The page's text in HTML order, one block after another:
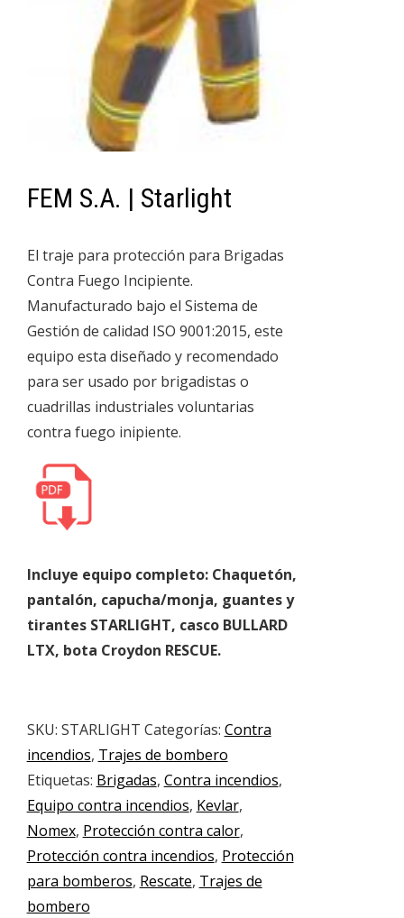
FEM S.A. | Starlight
El traje para protección para Brigadas
Contra Fuego Incipiente.
Manufacturado bajo el Sistema de
Gestión de calidad ISO 9001:2015, este
equipo esta diseñado y recomendado
para ser usado por brigadistas o
cuadrillas industriales voluntarias
contra fuego inipiente.
Incluye equipo completo: Chaquetón,
pantalón, capucha/monja, guantes y
tirantes STARLIGHT, casco BULLARD
LTX, bota Croydon RESCUE.
SKU: STARLIGHT Categorías: Contra
incendios, Trajes de bombero
Etiquetas: Brigadas, Contra incendios,
Equipo contra incendios, Kevlar,
Nomex, Protección contra calor,
Protección contra incendios, Protección
para bomberos, Rescate, Trajes de
bombero